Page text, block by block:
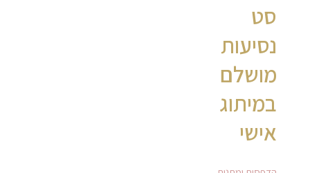
סט
נסיעות
מושלם
במיתוג
אישי